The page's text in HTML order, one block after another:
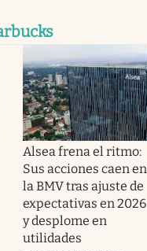
Alsea frena el ritmo:
Sus acciones caen en
la BMV tras ajuste de
expectativas en 2026
y desplome en
utilidades